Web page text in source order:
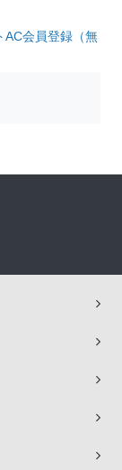
AC会員登録（無